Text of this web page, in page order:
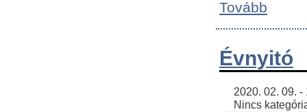
Tovább
Évnyitó
Nincs